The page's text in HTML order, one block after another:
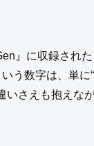
』に収録され
う数字は、単に
いさえも抱えな